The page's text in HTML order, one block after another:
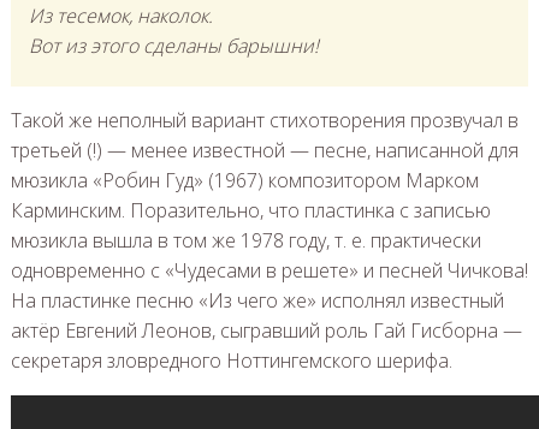
Из тесемок, наколок.
Вот из этого сделаны барышни!
Такой же неполный вариант стихотворения прозвучал в
третьей (!) — менее известной — песне, написанной для
мюзикла «Робин Гуд» (1967) композитором Марком
Карминским. Поразительно, что пластинка с записью
мюзикла вышла в том же 1978 году, т. е. практически
одновременно с «Чудесами в решете» и песней Чичкова!
На пластинке песню «Из чего же» исполнял известный
актёр Евгений Леонов, сыгравший роль Гай Гисборна —
секретаря зловредного Ноттингемского шерифа.